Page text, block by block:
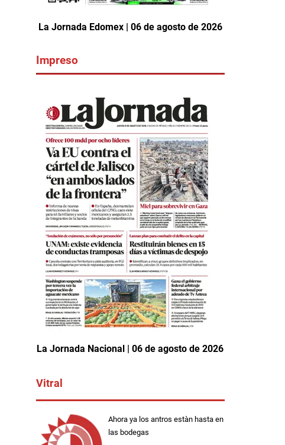
La Jornada Edomex | 06 de agosto de 2026
Impreso
La Jornada Nacional | 06 de agosto de 2026
Vitral
Ahora ya los antros estàn hasta en
las bodegas